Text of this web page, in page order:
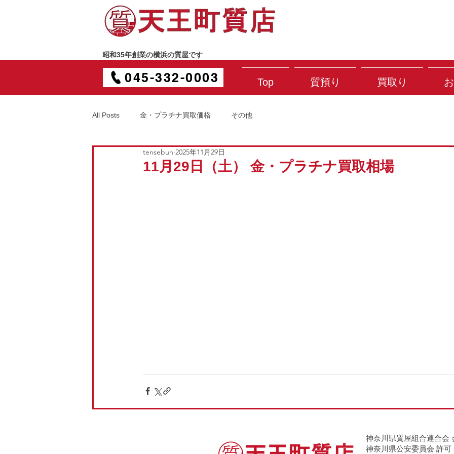
昭和35年創業の横浜の質屋です
045-332-0003 Top 質預り 買取り
All Posts 金・プラチナ買取価格 その他
11月29日（土） 金・プラチナ買取相場
tensebun 2025年11月29日
神奈川県質屋組合連合会
神奈川県公安委員会 許可